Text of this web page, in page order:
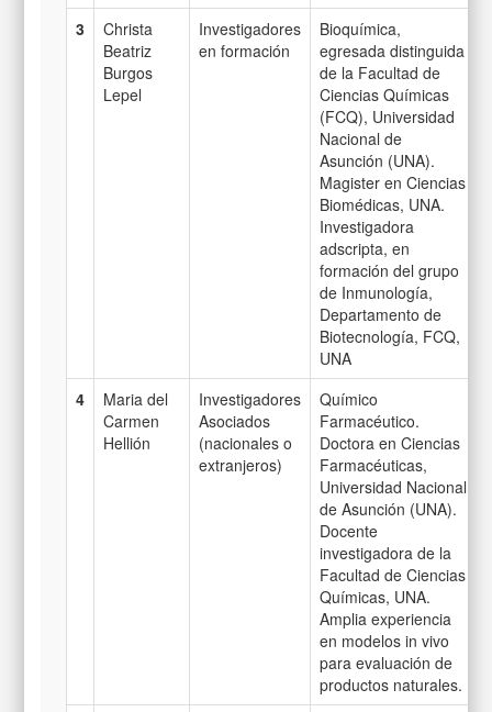
3
Christa
Beatriz
Burgos
Lepel
Investigadores
en formación
Bioquímica,
egresada distinguida
de la Facultad de
Ciencias Químicas
(FCQ), Universidad
Nacional de
Asunción (UNA).
Magister en Ciencias
Biomédicas, UNA.
Investigadora
adscripta, en
formación del grupo
de Inmunología,
Departamento de
Biotecnología, FCQ,
UNA
4
Maria del
Carmen
Hellión
Investigadores
Asociados
(nacionales o
extranjeros)
Químico
Farmacéutico.
Doctora en Ciencias
Farmacéuticas,
Universidad Nacional
de Asunción (UNA).
Docente
investigadora de la
Facultad de Ciencias
Químicas, UNA.
Amplia experiencia
en modelos in vivo
para evaluación de
productos naturales.